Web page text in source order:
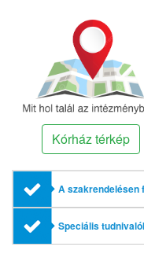
Kórház térkép
A szakrendelésen
Speciális